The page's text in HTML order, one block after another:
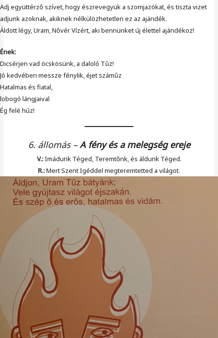
Adj együttérző szívet, hogy észrevegyük a szomjazókat, és tiszta vizet
adjunk azoknak, akiknek nélkülözhetetlen ez az ajándék.
Áldott légy, Uram, Nővér Vízért, aki bennünket új élettel ajándékoz!
Ének:
Dicsérjen vad öcskösünk, a daloló Tűz!
Jó kedvében messze fénylik, éjet száműz
Hatalmas és fiatal,
lobogó lángjaival
Ég felé húz!
6. állomás – A fény és a melegség ereje
V.:Imádunk Téged, Teremtőnk, és áldunk Téged.
R.:Mert Szent Igéddel megteremtetted a világot.